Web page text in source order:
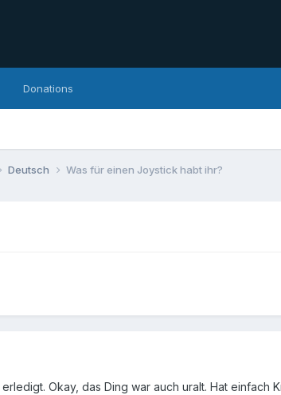
Donations
Deutsch Was für einen Joystick habt ihr?
Okay, das Ding war auch uralt. Hat